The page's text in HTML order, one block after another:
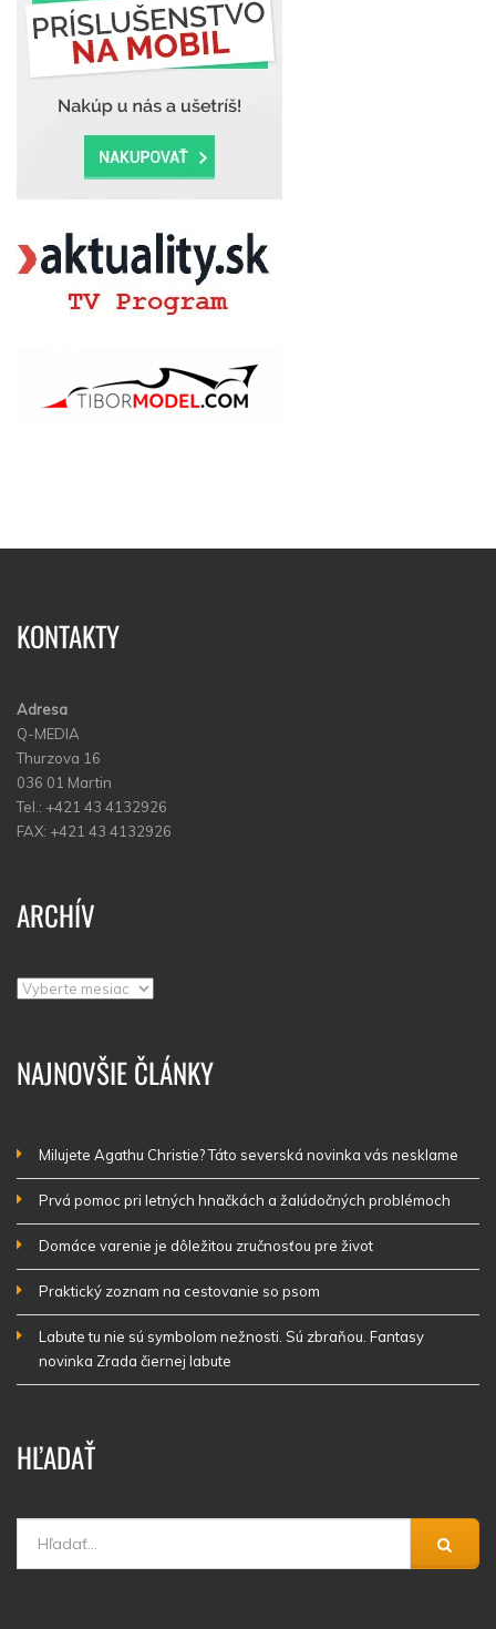
KONTAKTY
Adresa
Q-MEDIA
Thurzova 16
036 01 Martin
Tel.: +421 43 4132926
FAX: +421 43 4132926
ARCHÍV
Archív
NAJNOVŠIE ČLÁNKY
Milujete Agathu Christie? Táto severská novinka vás nesklame
Prvá pomoc pri letných hnačkách a žalúdočných problémoch
Domáce varenie je dôležitou zručnosťou pre život
Praktický zoznam na cestovanie so psom
Labute tu nie sú symbolom nežnosti. Sú zbraňou. Fantasy
novinka Zrada čiernej labute
HĽADAŤ